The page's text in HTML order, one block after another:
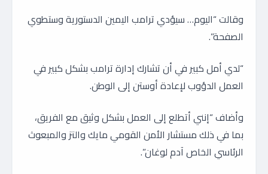
وقالت “اليوم… سيؤدي ترامب اليمين الدستورية وستطوي
الصفحة”.
“لدي أمل كبير في أن تشارك إدارة ترامب بشكل كبير في
العمل الدؤوب لإعادة أوستن إلى الوطن.
وأضاف “إنني أتطلع إلى العمل بشكل وثيق مع الفريق،
بما في ذلك مستشار الأمن القومي مايك والتز والمبعوث
الرئاسي الخاص آدم لوغان”.